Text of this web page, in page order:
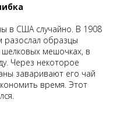
в США случайно. В 1908
разослал образцы
шелковых мешочках, в
Через некоторое
заваривают его чай
время. Этот